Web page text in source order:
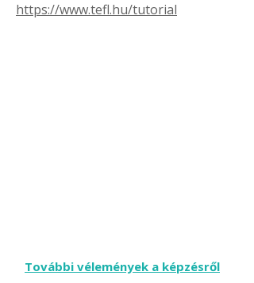
https://www.tefl.hu/tutorial
További vélemények a képzésről